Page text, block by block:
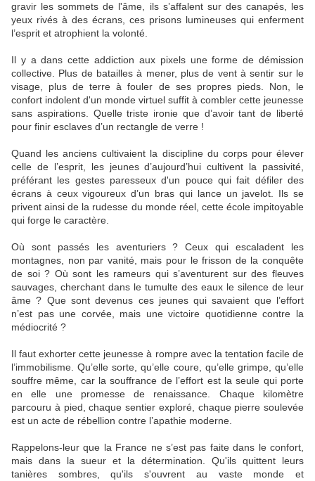
gravir les sommets de l'âme, ils s’affalent sur des canapés, les
yeux rivés à des écrans, ces prisons lumineuses qui enferment
l’esprit et atrophient la volonté.
Il y a dans cette addiction aux pixels une forme de démission
collective. Plus de batailles à mener, plus de vent à sentir sur le
visage, plus de terre à fouler de ses propres pieds. Non, le
confort indolent d'un monde virtuel suffit à combler cette jeunesse
sans aspirations. Quelle triste ironie que d’avoir tant de liberté
pour finir esclaves d’un rectangle de verre !
Quand les anciens cultivaient la discipline du corps pour élever
celle de l’esprit, les jeunes d’aujourd’hui cultivent la passivité,
préférant les gestes paresseux d'un pouce qui fait défiler des
écrans à ceux vigoureux d’un bras qui lance un javelot. Ils se
privent ainsi de la rudesse du monde réel, cette école impitoyable
qui forge le caractère.
Où sont passés les aventuriers ? Ceux qui escaladent les
montagnes, non par vanité, mais pour le frisson de la conquête
de soi ? Où sont les rameurs qui s’aventurent sur des fleuves
sauvages, cherchant dans le tumulte des eaux le silence de leur
âme ? Que sont devenus ces jeunes qui savaient que l’effort
n’est pas une corvée, mais une victoire quotidienne contre la
médiocrité ?
Il faut exhorter cette jeunesse à rompre avec la tentation facile de
l’immobilisme. Qu’elle sorte, qu’elle coure, qu’elle grimpe, qu’elle
souffre même, car la souffrance de l’effort est la seule qui porte
en elle une promesse de renaissance. Chaque kilomètre
parcouru à pied, chaque sentier exploré, chaque pierre soulevée
est un acte de rébellion contre l’apathie moderne.
Rappelons-leur que la France ne s’est pas faite dans le confort,
mais dans la sueur et la détermination. Qu'ils quittent leurs
tanières sombres, qu'ils s'ouvrent au vaste monde et